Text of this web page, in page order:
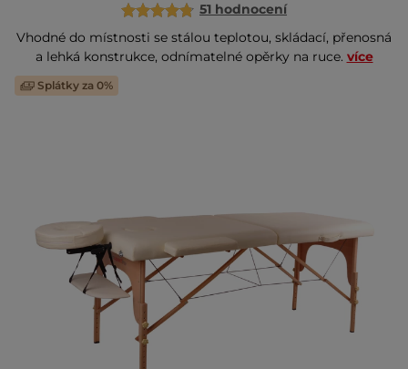
51 hodnocení
Vhodné do místnosti se stálou teplotou, skládací, přenosná
a lehká konstrukce, odnímatelné opěrky na ruce. více
Splátky za 0%